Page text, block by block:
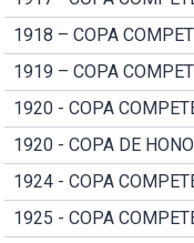
1918 – COPA
1919 – COPA
1920 - COPA
1920 - COPA DE
1924 - COPA
1925 - COPA